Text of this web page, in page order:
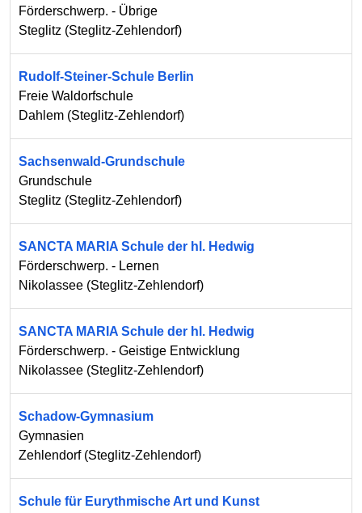
Förderschwerp. - Übrige
Steglitz (Steglitz-Zehlendorf)
Rudolf-Steiner-Schule Berlin
Freie Waldorfschule
Dahlem (Steglitz-Zehlendorf)
Sachsenwald-Grundschule
Grundschule
Steglitz (Steglitz-Zehlendorf)
SANCTA MARIA Schule der hl. Hedwig
Förderschwerp. - Lernen
Nikolassee (Steglitz-Zehlendorf)
SANCTA MARIA Schule der hl. Hedwig
Förderschwerp. - Geistige Entwicklung
Nikolassee (Steglitz-Zehlendorf)
Schadow-Gymnasium
Gymnasien
Zehlendorf(Steglitz-Zehlendorf)
Schule für Eurythmische Art und Kunst